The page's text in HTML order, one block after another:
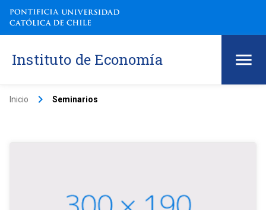
Instituto de Economía
Inicio keyboard_arrow_right Seminarios